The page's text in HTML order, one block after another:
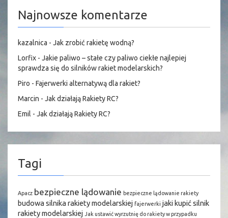
Najnowsze komentarze
kazalnica - Jak zrobić rakietę wodną?
Lorfix - Jakie paliwo – stałe czy paliwo ciekłe najlepiej
sprawdza się do silników rakiet modelarskich?
Piro - Fajerwerki alternatywą dla rakiet?
Marcin - Jak działają Rakiety RC?
Emil - Jak działają Rakiety RC?
Tagi
Apacz bezpieczne lądowanie bezpieczne lądowanie rakiety
budowa silnika rakiety modelarskiej fajerwerki jaki kupić silnik
rakiety modelarskiej Jak ustawić wyrzutnię do rakiety w przypadku